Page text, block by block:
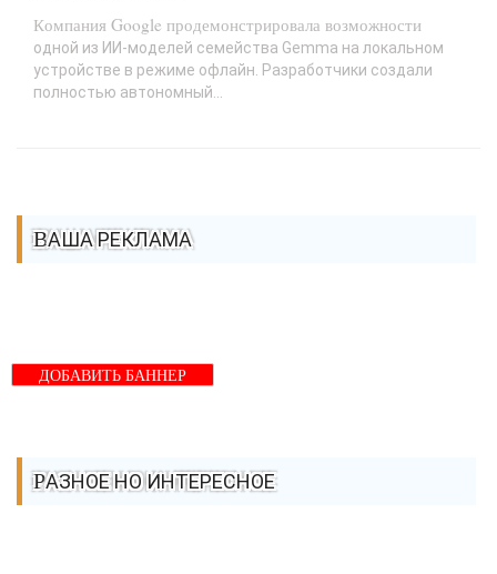
Компания Google продемонстрировала возможности
одной из ИИ-моделей семейства Gemma на локальном
устройстве в режиме офлайн. Разработчики создали
полностью автономный...
ВАША РЕКЛАМА
ДОБАВИТЬ БАННЕР
РАЗНОЕ НО ИНТЕРЕСНОЕ